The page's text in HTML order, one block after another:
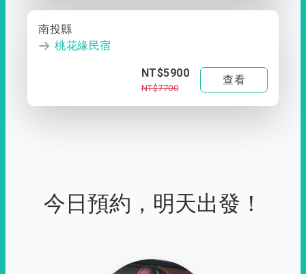
南投縣
桃花緣民宿
NT$5900
NT$7700
查看
今日預約，明天出發！